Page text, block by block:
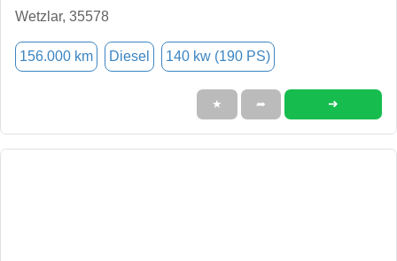
Wetzlar, 35578
156.000 km Diesel 140 kw (190 PS)
★ ➦ ➜